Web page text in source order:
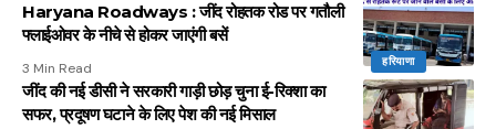
हरियाणा
Haryana Roadways : जींद रोहतक रोड पर गतौली
फ्लाईओवर के नीचे से होकर जाएंगी बसें
3 Min Read
जींद की नई डीसी ने सरकारी गाड़ी छोड़ चुना ई-रिक्शा का
सफर, प्रदूषण घटाने के लिए पेश की नई मिसाल